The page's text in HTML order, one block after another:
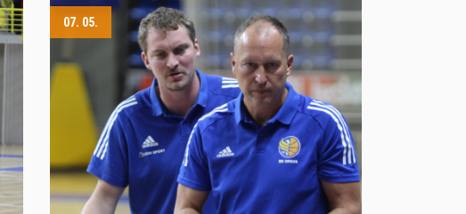
07. 05.